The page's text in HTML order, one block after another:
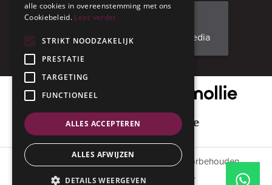
Facebook
Volg ons op social media
Onze veilige betaalpartner
Geniet met mate
© 2015 - 2026 Anverres. Alle rechten voorbehouden.
.
alle cookies in overeenstemming met ons
Cookiebeleid. Lees verder
STRIKT NOODZAKELIJK
PRESTATIE
TARGETING
FUNCTIONEEL
ALLES ACCEPTEREN
ALLES AFWIJZEN
DETAILS WEERGEVEN